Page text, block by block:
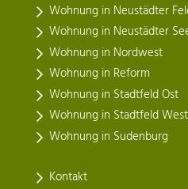
Wohnung in Neustädter
Wohnung in Neustädter
Wohnung in Nordwest
Wohnung in Reform
Wohnung in Stadtfeld Ost
Wohnung in Stadtfeld West
Wohnung in Sudenburg
Kontakt